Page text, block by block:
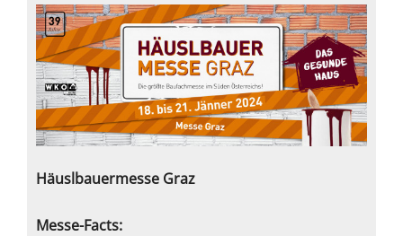
Häuslbauermesse Graz
Messe-Facts: